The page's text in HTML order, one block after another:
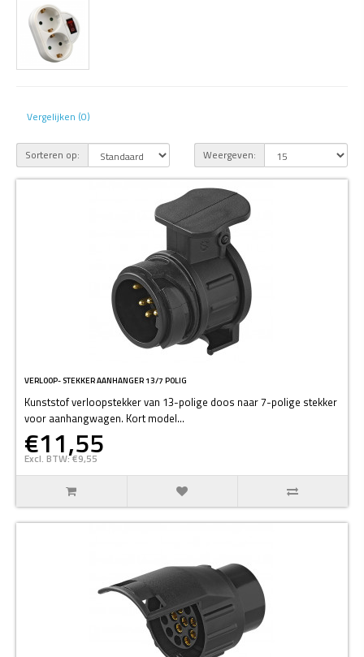
Vergelijken (0)
Sorteren op: Weergeven:
VERLOOP- STEKKER AANHANGER 13/7 POLIG
Kunststof verloopstekker van 13-polige doos naar 7-polige stekker
voor aanhangwagen. Kort model...
€11,55
Excl. BTW: €9,55